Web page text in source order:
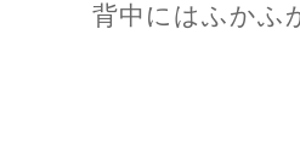
背中にはふかふ